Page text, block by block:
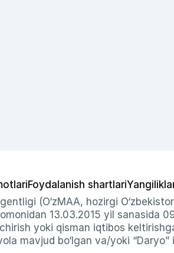
Foydalanish shartlari
(O‘zMAA, hozirgi
13.03.2015 yil sanasida
yoki qisman iqtibos
mavjud bo‘lgan va/yoki